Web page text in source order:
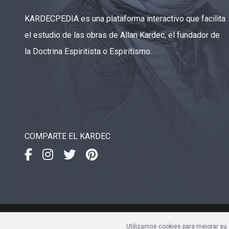
CAPÍTULO XXIII - Moral extraña ▸
CAPÍTULO XXIV - No pongáis la lámpara debajo
del celemín
CAPÍTULO XXV - Buscad y encontraréis
CAPÍTULO XXVIII - Colección de oraciones
espiritistas
KARDECPEDIA es una plataforma interactivo que facilita
el estudio de las obras de Allan Kardec, el fundador de
la Doctrina Espiritista o Espiritismo.
COMPARTE EL KARDEC
Utilizamos cookies para mejorar